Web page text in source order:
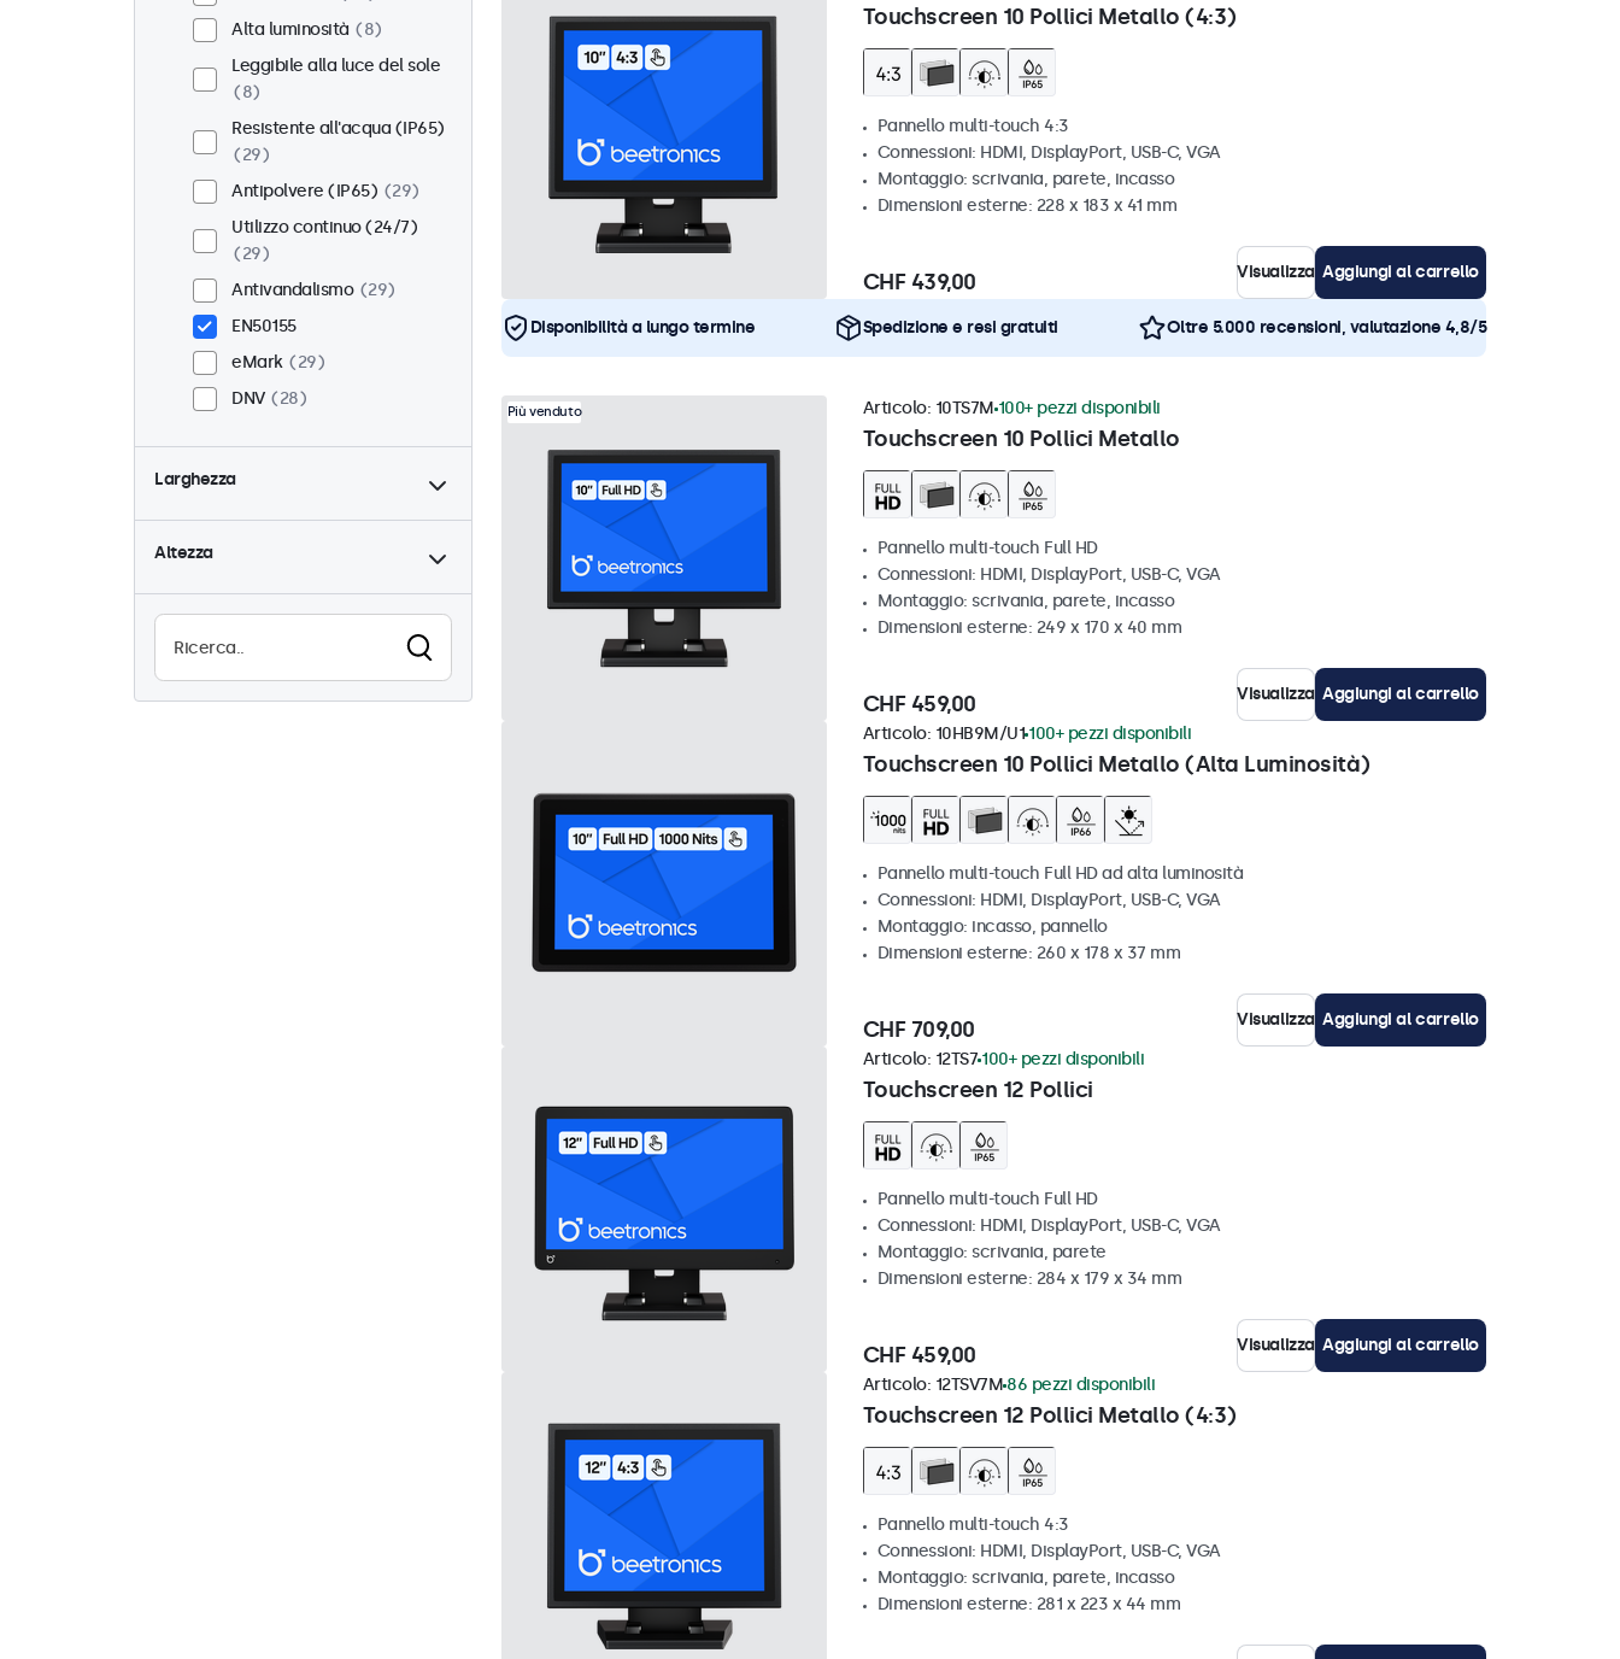
Alta luminosità
8
Leggibile alla luce del sole
8
Resistente all'acqua (IP65)
29
Antipolvere (IP65)
29
Utilizzo continuo (24/7)
29
Antivandalismo
29
EN50155
eMark
29
DNV
28
Larghezza
Altezza
Touchscreen 10 Pollici Metallo (4:3)
Pannello multi-touch 4:3
Connessioni: HDMI, DisplayPort, USB-C, VGA
Montaggio: scrivania, parete, incasso
Dimensioni esterne: 228 x 183 x 41 mm
CHF 439,00 Visualizza Aggiungi al carrello
Disponibilità a lungo termine Spedizione e resi gratuiti Oltre 5.000 recensioni, valutazione 4,8/5
Più venduto
Touchscreen 10 Pollici Metallo
Articolo: 10TS7M 100+ pezzi disponibili
Pannello multi-touch Full HD
Connessioni: HDMI, DisplayPort, USB-C, VGA
Montaggio: scrivania, parete, incasso
Dimensioni esterne: 249 x 170 x 40 mm
CHF 459,00 Visualizza Aggiungi al carrello
Touchscreen 10 Pollici Metallo (Alta Luminosità)
Articolo: 10HB9M/U1 100+ pezzi disponibili
Pannello multi-touch Full HD ad alta luminosità
Connessioni: HDMI, DisplayPort, USB-C, VGA
Montaggio: incasso, pannello
Dimensioni esterne: 260 x 178 x 37 mm
CHF 709,00 Visualizza Aggiungi al carrello
Touchscreen 12 Pollici
Articolo: 12TS7 100+ pezzi disponibili
Pannello multi-touch Full HD
Connessioni: HDMI, DisplayPort, USB-C, VGA
Montaggio: scrivania, parete
Dimensioni esterne: 284 x 179 x 34 mm
CHF 459,00 Visualizza Aggiungi al carrello
Touchscreen 12 Pollici Metallo (4:3)
Articolo: 12TSV7M 86 pezzi disponibili
Pannello multi-touch 4:3
Connessioni: HDMI, DisplayPort, USB-C, VGA
Montaggio: scrivania, parete, incasso
Dimensioni esterne: 281 x 223 x 44 mm